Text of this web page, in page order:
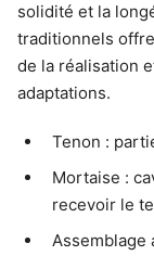
solidité et la
traditionnels
de la réalisation
adaptations.
Tenon :
Mortaise :
recevoir le
Assemblage